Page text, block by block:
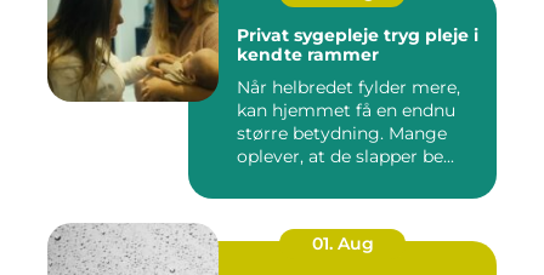
Privat sygepleje tryg pleje i
kendte rammer
Når helbredet fylder mere,
kan hjemmet få en endnu
større betydning. Mange
oplever, at de slapper be...
01. Aug